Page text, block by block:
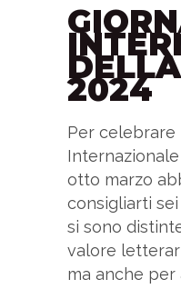
2024
Per celebrare
otto marzo
consigliarti
si sono
valore
ma anche